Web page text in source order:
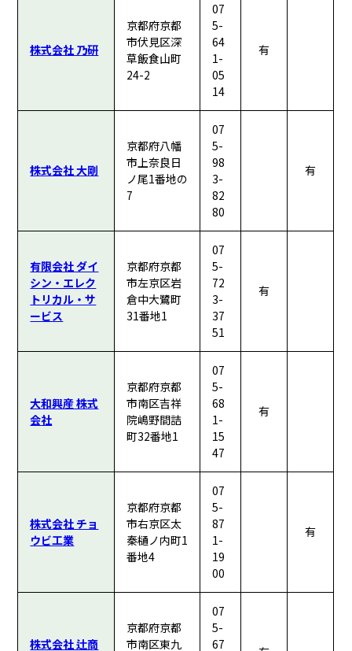
株式会社 乃研
京都府京都
市伏見区深
草飯食山町
24-2
07
5-
64
1-
05
14
有
株式会社 大剛
京都府八幡
市上奈良日
ノ尾1番地の
7
07
5-
98
3-
82
80
有
有限会社 ダイ
シン・エレク
トリカル・サ
ービス
京都府京都
市左京区岩
倉中大鷺町
31番地1
07
5-
72
3-
37
51
有
大和興産 株式
会社
京都府京都
市南区吉祥
院嶋野間詰
町32番地1
07
5-
68
1-
15
47
有
株式会社 チョ
ウビ工業
京都府京都
市右京区太
秦樋ノ内町1
番地4
07
5-
87
1-
19
00
有
株式会社 辻商
京都府京都
市南区東九
07
5-
67